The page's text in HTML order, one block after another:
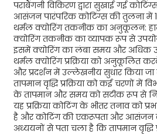
पराबैंगनी विकिरण द्वारा सुखाई गई
आसंजन पारंपरिक कोटिंग्स की तुलना में
थर्मल क्योरिंग तकनीक का अनुकूलन:
क्योरिंग तकनीक का व्यापक रूप से
इसमें क्योरिंग का लंबा समय और अधिक
थर्मल क्योरिंग प्रक्रिया को अनुकूलित
और प्रदर्शन में उल्लेखनीय सुधार किया
तापमान वृद्धि प्रक्रिया को कई चरणों में
के तापमान और समय को सटीक रूप से
यह प्रक्रिया कोटिंग के भीतर तनाव को
है और कोटिंग की एकरूपता और आसंजन
अध्ययनों से पता चला है कि तापमान वृद्धि